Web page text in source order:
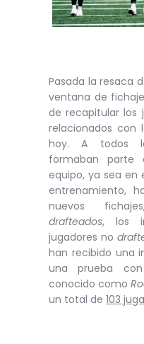
Pasada la resaca
ventana de
de recapitular los
relacionados con
hoy. A todos
formaban parte
equipo, ya sea en
entrenamiento,
nuevos
drafteados, los
jugadores no
han recibido una
una prueba
conocido como
un total de 103